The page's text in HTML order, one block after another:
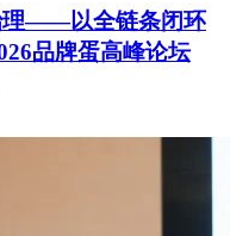
理——以全链条闭环
品牌蛋高峰论坛